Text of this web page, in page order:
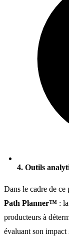
4. Outils
Dans le cadre de ce
Path Planner™ :
producteurs à
évaluant son